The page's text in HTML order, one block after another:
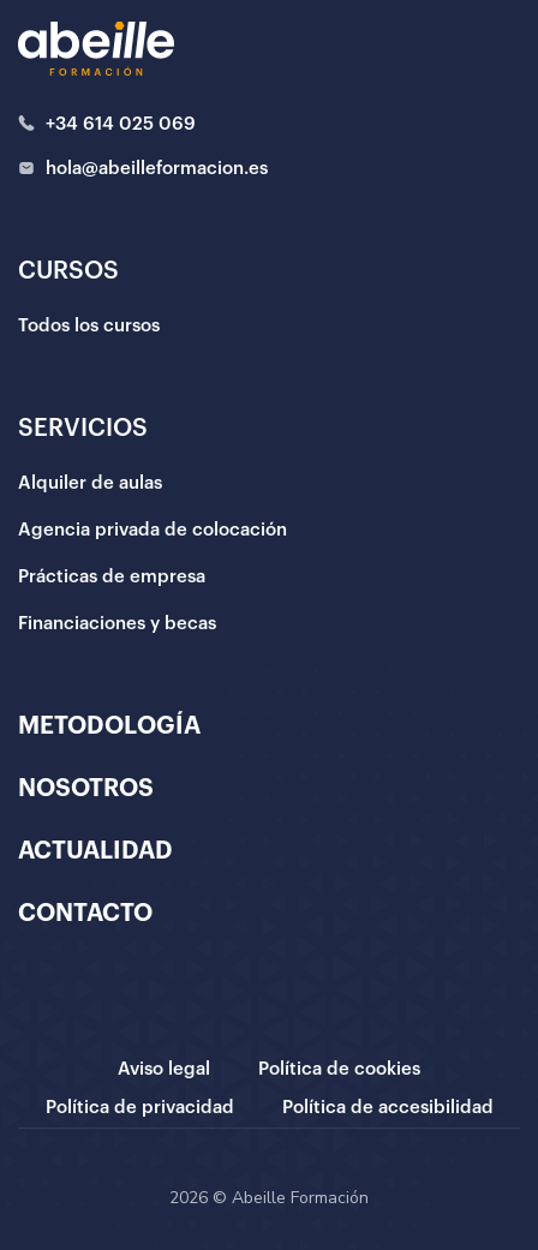
+34 614 025 069
hola@abeilleformacion.es
CURSOS
Todos los cursos
SERVICIOS
Alquiler de aulas
Agencia privada de colocación
Prácticas de empresa
Financiaciones y becas
METODOLOGÍA
NOSOTROS
ACTUALIDAD
CONTACTO
Aviso legal Política de cookies
Política de privacidad Política de accesibilidad
2026 © Abeille Formación